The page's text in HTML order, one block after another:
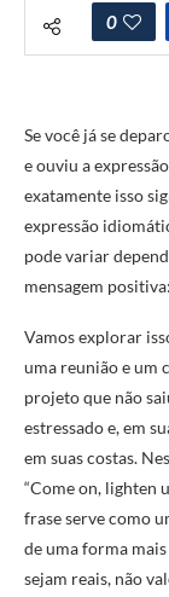
0
Se você já se
e ouviu a
exatamente isso
expressão
pode variar
mensagem
Vamos explorar
uma reunião e um
projeto que não
estressado e, em
em suas costas.
“Come on, lighten
frase serve como
de uma forma
sejam reais, não